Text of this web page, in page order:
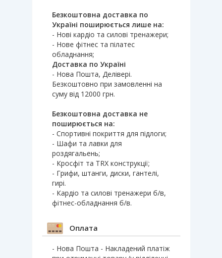
Безкоштовна доставка по
Україні поширюється лише на:
- Нові кардіо та силові тренажери;
- Нове фітнес та пілатес
обладнання;
Доставка по Україні
- Нова Пошта, Делівері.
Безкоштовно при замовленні на
суму від 12000 грн.
Безкоштовна доставка не
поширюється на:
- Спортивні покриття для підлоги;
- Шафи та лавки для
роздягальень;
- Кросфіт та TRX конструкції;
- Грифи, штанги, диски, гантелі,
гирі.
- Кардіо та силові тренажери б/в,
фітнес-обладнання б/в.
Оплата
- Нова Пошта - Накладений платіж